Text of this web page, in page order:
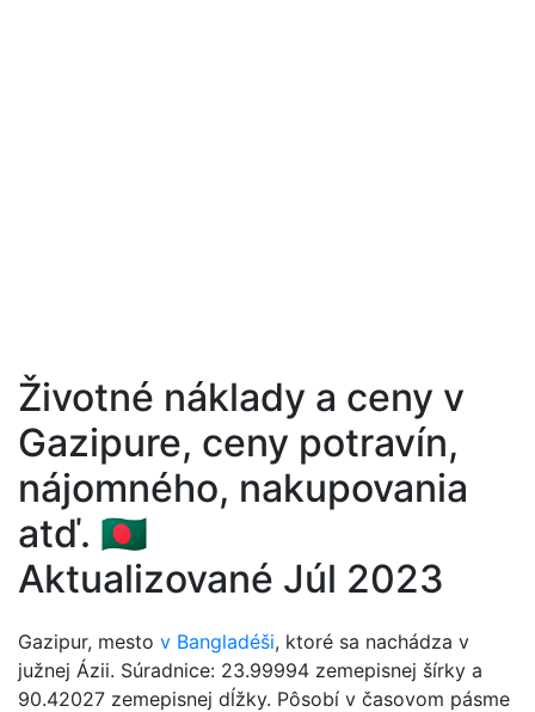
Životné náklady a ceny v
Gazipure, ceny potravín,
nájomného, nakupovania
atď. 🇧🇩
Aktualizované Júl 2023
Gazipur, mesto v Bangladéši, ktoré sa nachádza v
južnej Ázii. Súradnice: 23.99994 zemepisnej šírky a
90.42027 zemepisnej dĺžky. Pôsobí v časovom pásme